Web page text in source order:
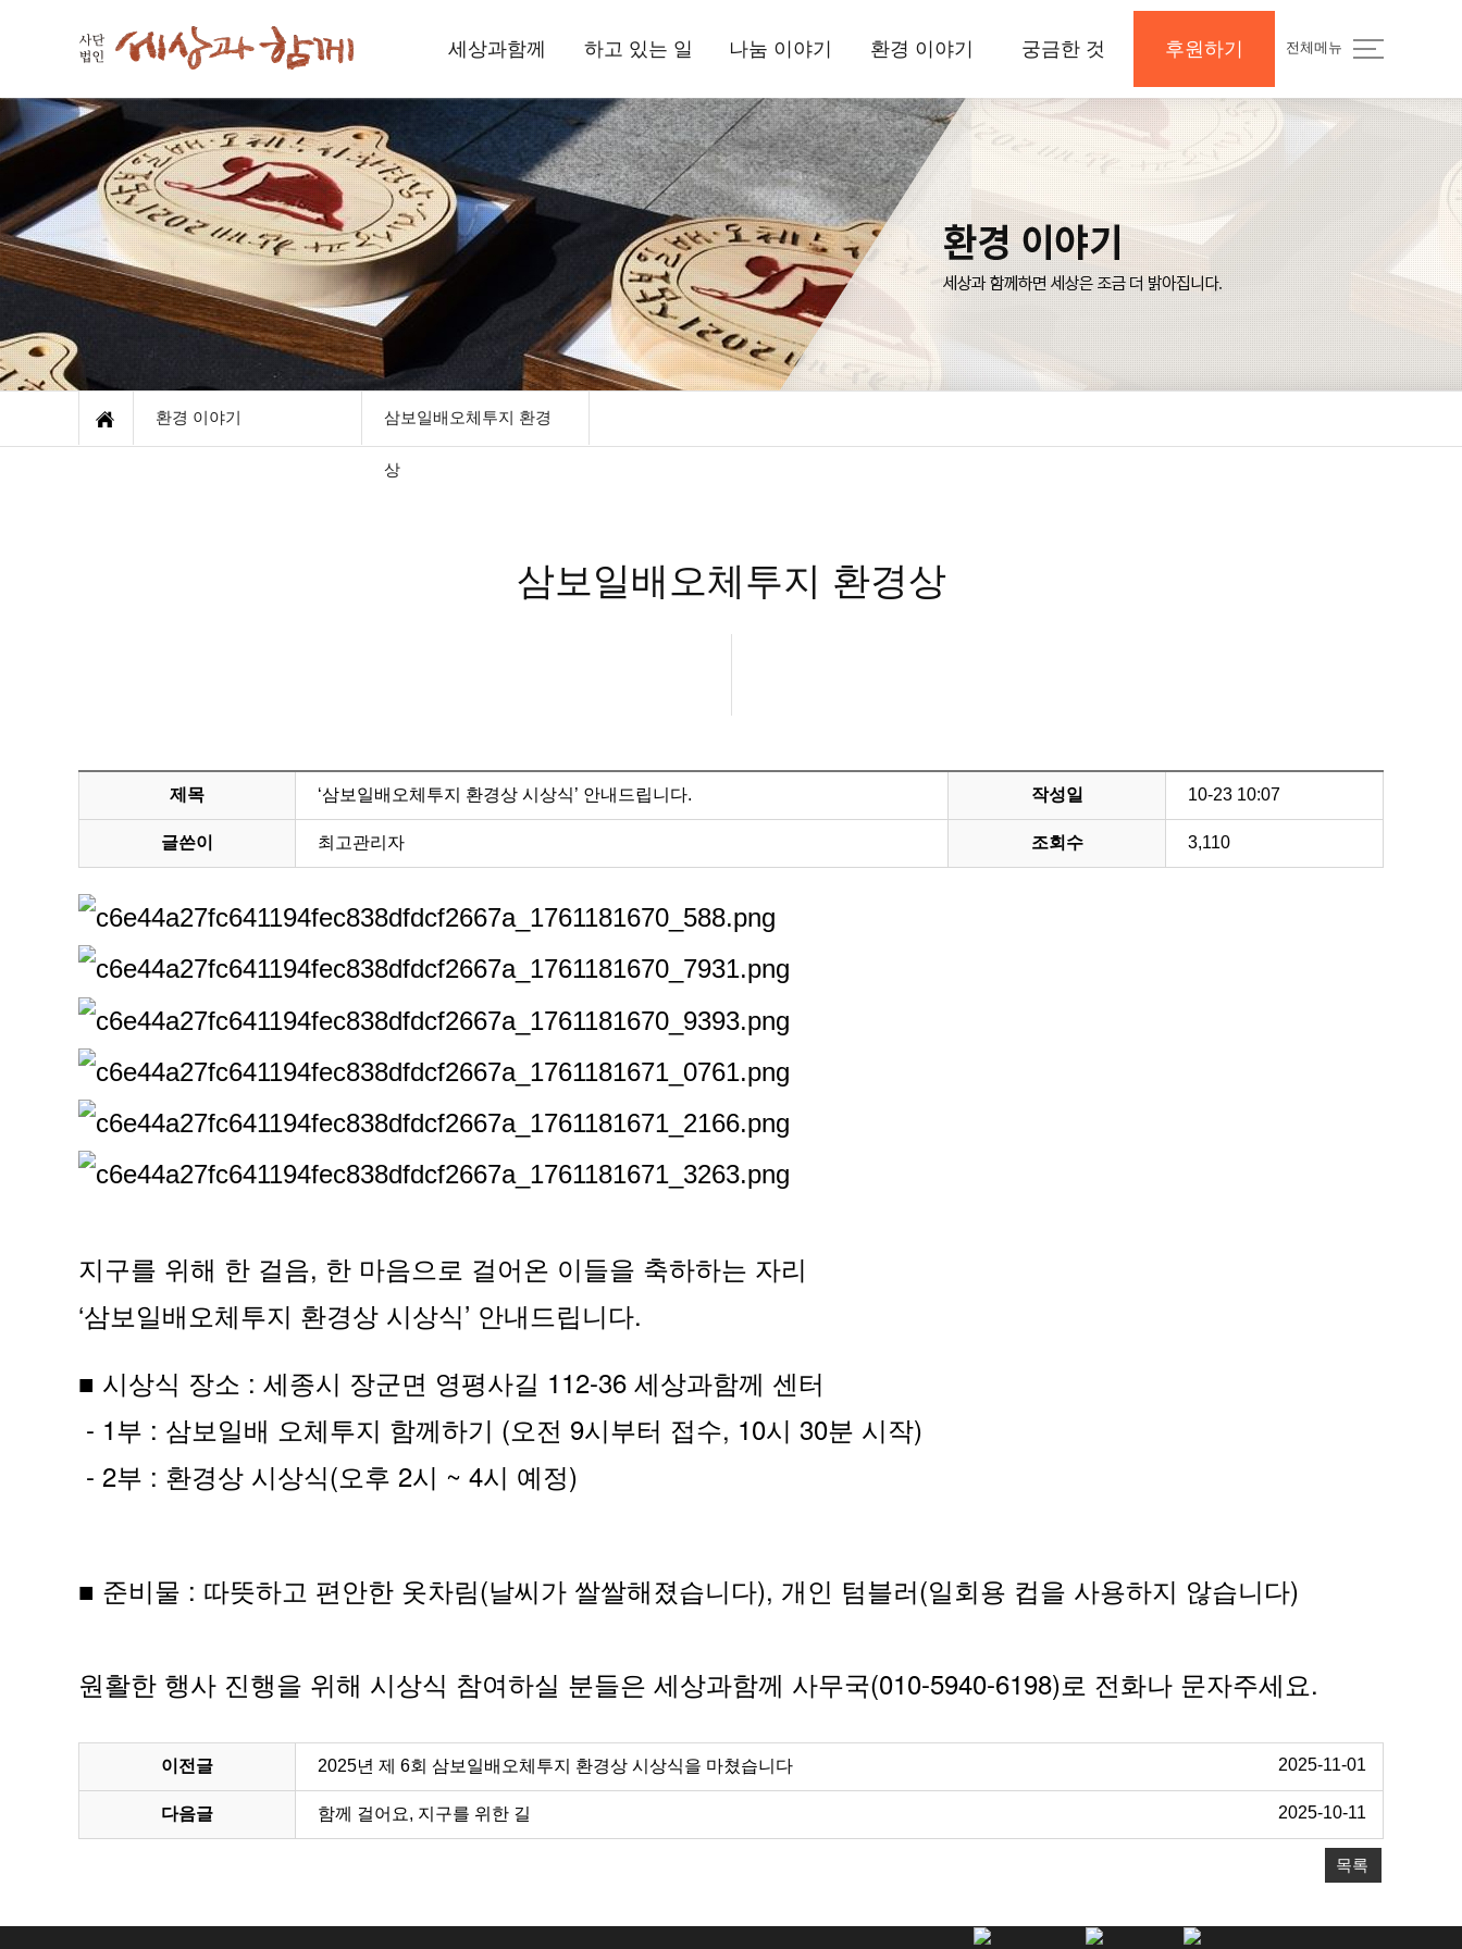
세상과함께
세상과함께
인사드립니다
함께하는 사람들
오시는 길
하고 있는 일
국내사업
해외사업
환경사업
나눔 이야기
현장 소식
뉴스레터
정기간행물
기부소식
환경 이야기
삼보일배오체투지
환경상
활동 소식
자료실
삼보일배오체투지
자료실
궁금한 것
공지사항 및 Q&A
나의 후원내역
보도자료와 미디어
후원하기
후원하기
전체메뉴
환경 이야기 삼보일배오체투지 환경
상
삼보일배오체투지 환경상
제목 ‘삼보일배오체투지 환경상 시상식’ 안내드립니다. 작성일 10-23 10:07
글쓴이 최고관리자 조회수 3,110
지구를 위해 한 걸음, 한 마음으로 걸어온 이들을 축하하는 자리
‘삼보일배오체투지 환경상 시상식’ 안내드립니다.
■ 시상식 장소 : 세종시 장군면 영평사길 112-36 세상과함께 센터
- 1부 : 삼보일배 오체투지 함께하기 (오전 9시부터 접수, 10시 30분 시작)
- 2부 : 환경상 시상식(오후 2시 ~ 4시 예정)
■ 준비물 : 따뜻하고 편안한 옷차림(날씨가 쌀쌀해졌습니다), 개인 텀블러(일회용 컵을 사용하지 않습니다)
원활한 행사 진행을 위해 시상식 참여하실 분들은 세상과함께 사무국(010-5940-6198)로 전화나 문자주세요.
이전글 2025년 제 6회 삼보일배오체투지 환경상 시상식을 마쳤습니다 2025-11-01
다음글 함께 걸어요, 지구를 위한 길 2025-10-11
목록